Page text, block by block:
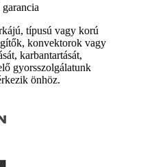
típusú vagy korú
konvektorok vagy
karbantartását,
gyorsszolgálatunk
önhöz.